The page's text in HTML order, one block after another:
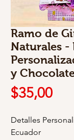
Ramo de
Naturales -
y
$35,00
Detalles
Ecuador